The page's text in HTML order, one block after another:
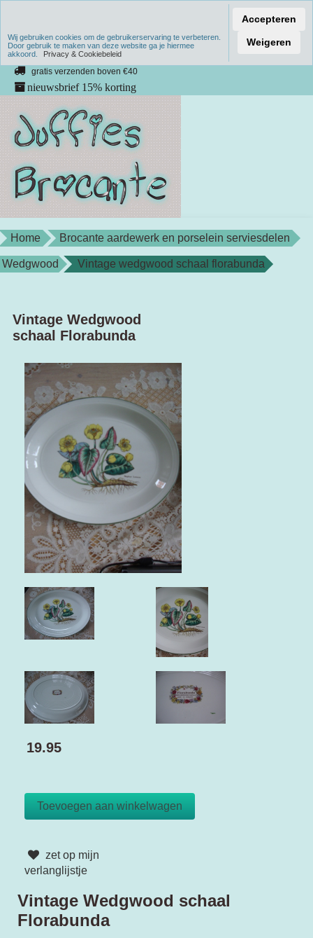
Verzenden binnen 1 werkdag
unieke producten
gratis verzenden boven €40
nieuwsbrief 15% korting
Home Brocante aardewerk en porselein serviesdelen
Wedgwood Vintage wedgwood schaal florabunda
Vintage Wedgwood
schaal Florabunda
19.95
zet op mijn
verlanglijstje
Vintage Wedgwood schaal
Florabunda
Wij gebruiken cookies om de gebruikerservaring te verbeteren.
Door gebruik te maken van deze website ga je hiermee
akkoord.
Privacy & Cookiebeleid
Accepteren
Weigeren